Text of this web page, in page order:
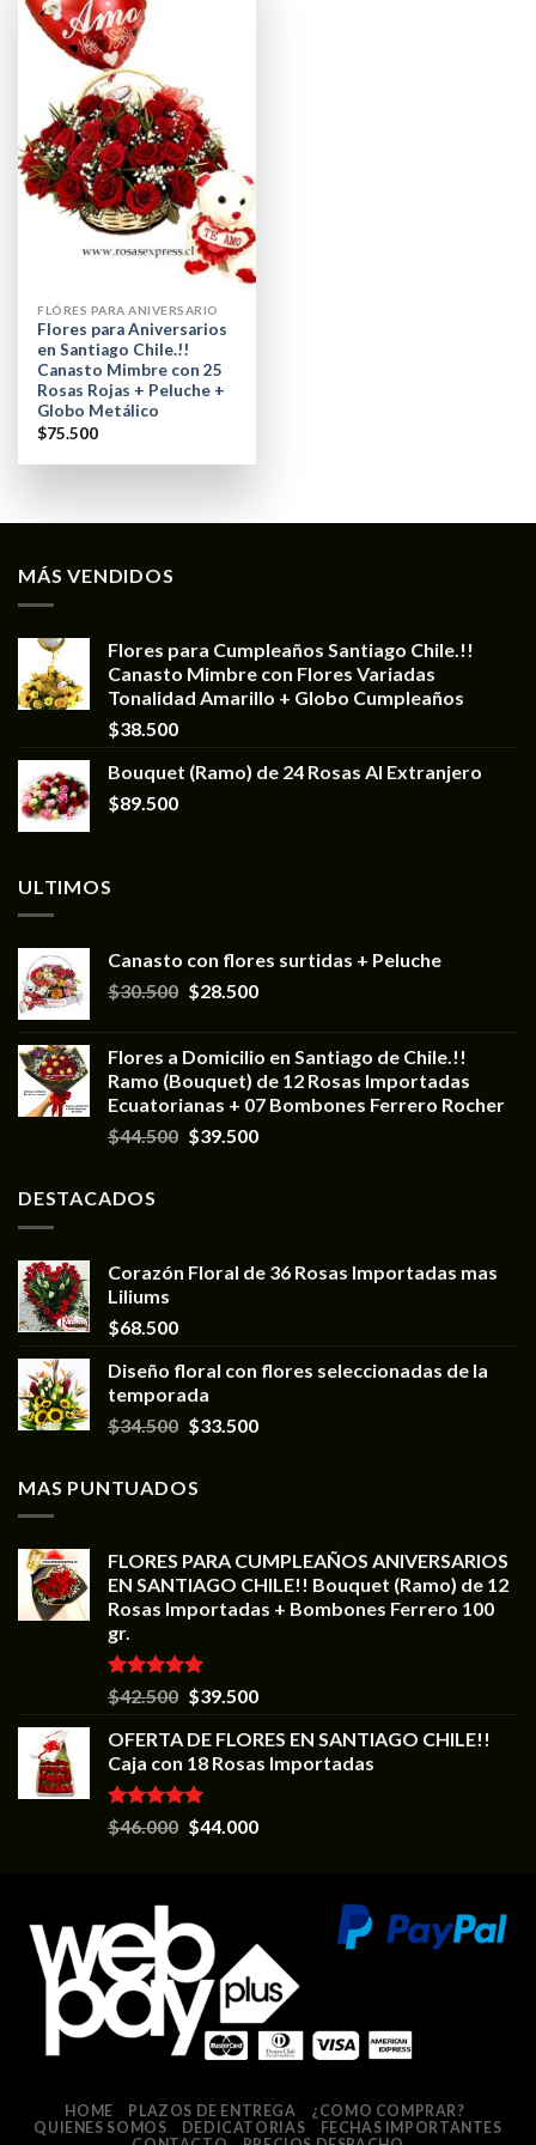
FLÓRES PARA ANIVERSARIO
Flores para Aniversarios
en Santiago Chile.!!
Canasto Mimbre con 25
Rosas Rojas + Peluche +
Globo Metálico
$75.500
MÁS VENDIDOS
Flores para Cumpleaños Santiago Chile.!!
Canasto Mimbre con Flores Variadas
Tonalidad Amarillo + Globo Cumpleaños
$38.500
Bouquet (Ramo) de 24 Rosas Al Extranjero
$89.500
ULTIMOS
Canasto con flores surtidas + Peluche
$30.500 $28.500
Flores a Domicilio en Santiago de Chile.!!
Ramo (Bouquet) de 12 Rosas Importadas
Ecuatorianas + 07 Bombones Ferrero Rocher
$44.500 $39.500
DESTACADOS
Corazón Floral de 36 Rosas Importadas mas
Liliums
$68.500
Diseño floral con flores seleccionadas de la
temporada
$34.500 $33.500
MAS PUNTUADOS
FLORES PARA CUMPLEAÑOS ANIVERSARIOS
EN SANTIAGO CHILE!! Bouquet (Ramo) de 12
Rosas Importadas + Bombones Ferrero 100
gr.
Valorado en
5.00
$42.500 $39.500
OFERTA DE FLORES EN SANTIAGO CHILE!!
Caja con 18 Rosas Importadas
Valorado en
5.00
$46.000 $44.000
HOME PLAZOS DE ENTREGA
¿COMO COMPRAR?
QUIENES SOMOS
DEDICATORIAS
FECHAS IMPORTANTES